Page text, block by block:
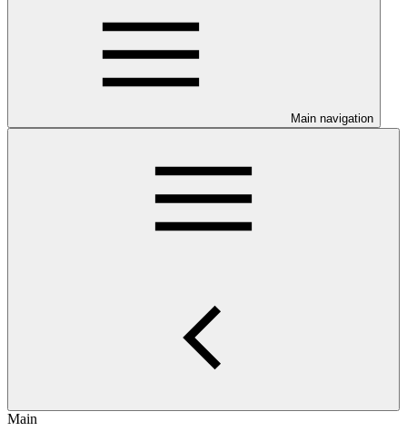
Main navigation
Main